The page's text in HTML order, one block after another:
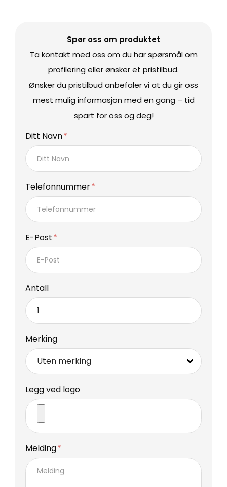
Spør oss om produktet
Ta kontakt med oss om du har spørsmål om
profilering eller ønsker et pristilbud.
Ønsker du pristilbud anbefaler vi at du gir oss
mest mulig informasjon med en gang – tid
spart for oss og deg!
Ditt Navn
Telefonnummer
E-Post
Antall
Merking
Legg ved logo
Melding